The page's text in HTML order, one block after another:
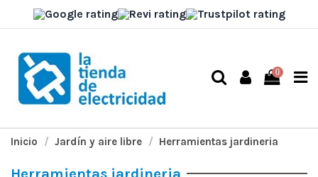
0
Inicio Jardín y aire libre Herramientas jardineria
Herramientas jardineria